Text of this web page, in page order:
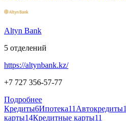
Altyn Bank
5 отделений
https://altynbank.kz/
+7 727 356-57-77
Подробнее
Кредиты6Ипотека11 Автокредиты1
карты14Кредитные карты11